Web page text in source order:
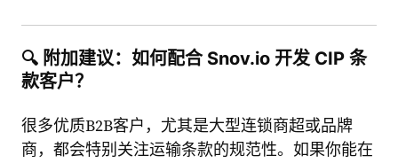
🔍 附加建议：如何配合 Snov.io 开发 CIP 条
款客户？
很多优质B2B客户，尤其是大型连锁商超或品牌
商，都会特别关注运输条款的规范性。如果你能在